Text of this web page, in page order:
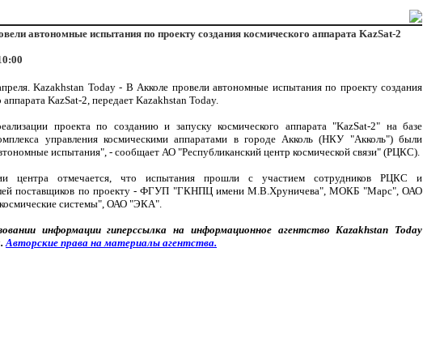
автономные испытания по проекту создания космического аппарата KazSat-2
Kazakhstan Today - В Акколе провели автономные испытания по проекту создания
аппарата KazSat-2, передает Kazakhstan Today.
проекта по созданию и запуску космического аппарата "KazSat-2" на базе
управления космическими аппаратами в городе Акколь (НКУ "Акколь") были
испытания", - сообщает АО "Республиканский центр космической связи" (РЦКС).
центра отмечается, что испытания прошли с участием сотрудников РЦКС и
поставщиков по проекту - ФГУП "ГКНПЦ имени М.В.Хруничева", МОКБ "Марс", ОАО
системы", ОАО "ЭКА".
информациигиперссылка на информационное агентствоKazakhstan Today
Авторские права на материалы агентства.